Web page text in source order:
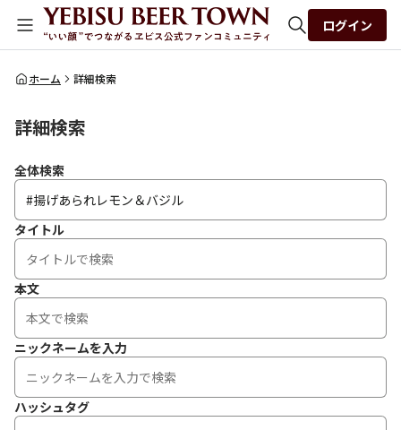
全体検索
ログイン
ホーム 詳細検索
詳細検索
全体検索
タイトル
本文
ニックネームを入力
ハッシュタグ